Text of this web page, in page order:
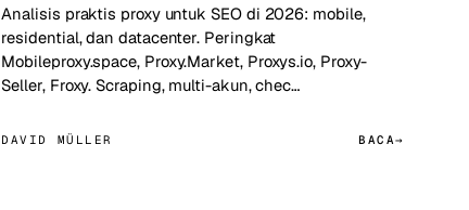
Analisis praktis proxy untuk SEO di 2026: mobile,
residential, dan datacenter. Peringkat
Mobileproxy.space, Proxy.Market, Proxys.io, Proxy-
Seller, Froxy. Scraping, multi-akun, chec…
DAVID MÜLLER BACA